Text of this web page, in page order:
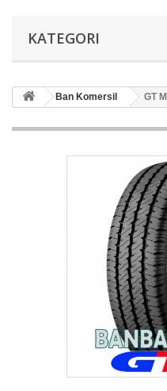
KATEGORI
Ban Komersil GT